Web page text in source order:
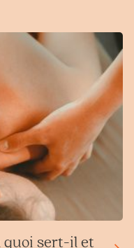
quoi sert-il et